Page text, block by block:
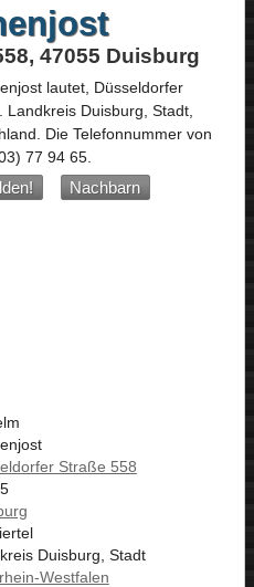
47055 Duisburg
lautet, Düsseldorfer
. Landkreis Duisburg, Stadt,
. Die Telefonnummer von
77 94 65.
Nachbarn
Straße 558
Duisburg, Stadt
Westfalen